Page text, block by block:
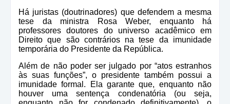
Há juristas (doutrinadores) que defendem a mesma
tese da ministra Rosa Weber, enquanto há
professores doutores do universo acadêmico em
Direito que são contrários na tese da imunidade
temporária do Presidente da República.
Além de não poder ser julgado por “atos estranhos
às suas funções”, o presidente também possui a
imunidade formal. Ela garante que, enquanto não
houver uma sentença condenatória (ou seja,